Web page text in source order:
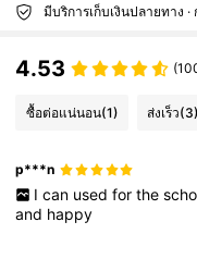
4.53
ซื้อต่อแน่นอน(1) ส่งเร็ว(3)
p***n
I can used for the
and happy